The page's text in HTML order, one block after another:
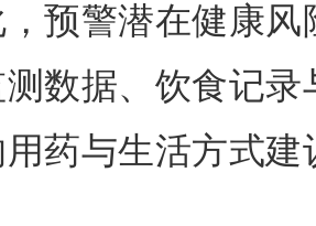
预警潜在健康
数据、饮食记
药与生活方式